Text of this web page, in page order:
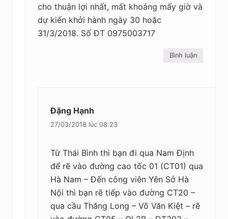
cho thuận lợi nhất, mất khoảng mấy giờ và
dự kiến khởi hành ngày 30 hoặc
31/3/2018. Số ĐT 0975003717
Bình luận
Đặng Hạnh
27/03/2018 lúc 08:23
Từ Thái Bình thì bạn đi qua Nam Định
để rẽ vào đường cao tốc 01 (CT01) qua
Hà Nam – Đến công viên Yên Sở Hà
Nội thì bạn rẽ tiếp vào đường CT20 –
qua cầu Thăng Long – Võ Văn Kiệt – rẽ